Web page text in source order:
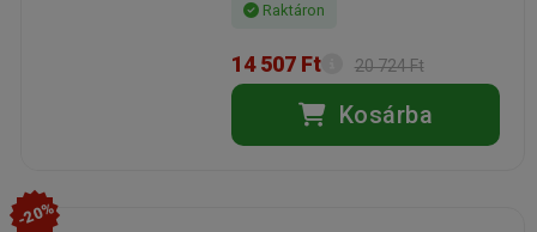
Raktáron
14 507 Ft 20 724 Ft
Kosárba
-20%